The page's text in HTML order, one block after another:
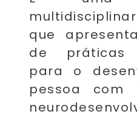
que
de práticas
para o
pessoa com